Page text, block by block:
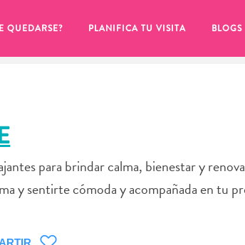
QUEDARSE? PLANIFICA TU VISITA BLOGS
para brindar calma, bienestar y
y sentirte cómoda y acompañada en tu